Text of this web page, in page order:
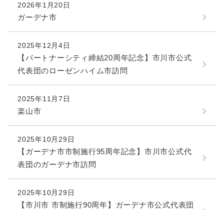
2026年1月20日
ガーデナ市
2025年12月4日
【パートナーシティ締結20周年記念】市川市公式
代表団のローゼンハイム市訪問
2025年11月7日
楽山市
2025年10月29日
【ガーデナ市市制施行95周年記念】市川市公式代
表団のガーデナ市訪問
2025年10月29日
【市川市 市制施行90周年】ガーデナ市公式代表団